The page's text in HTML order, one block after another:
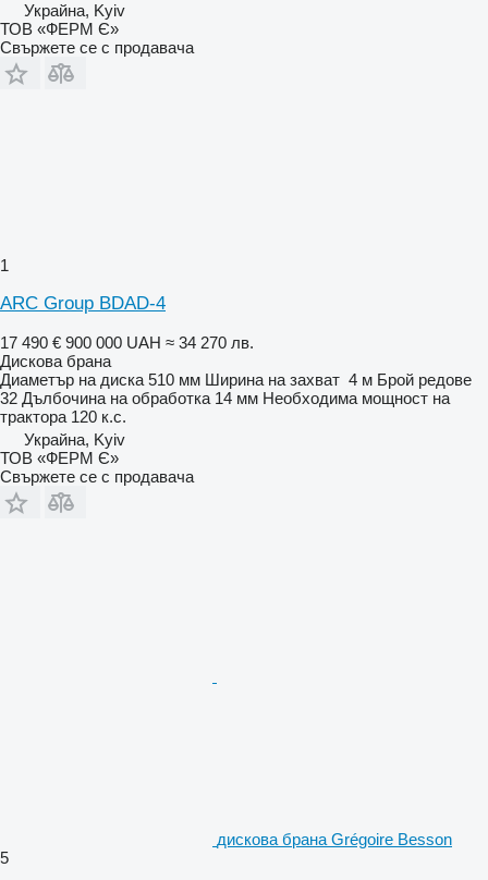
Украйна, Kyiv
ТОВ «ФЕРМ Є»
Свържете се с продавача
1
ARC Group BDAD-4
17 490 € 900 000 UAH ≈ 34 270 лв.
Дискова брана
Диаметър на диска 510 мм Ширина на захват 4 м Брой редове
32 Дълбочина на обработка 14 мм Необходима мощност на
трактора 120 к.с.
Украйна, Kyiv
ТОВ «ФЕРМ Є»
Свържете се с продавача
дискова брана Grégoire Besson
5